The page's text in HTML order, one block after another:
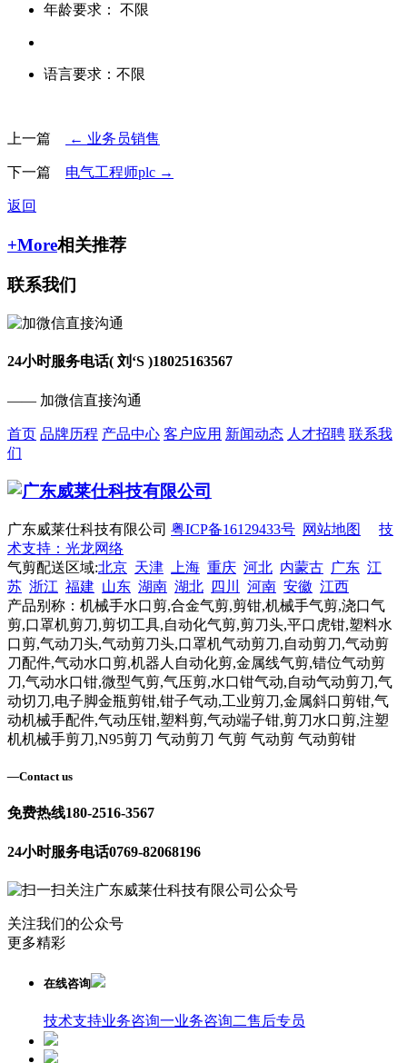
年龄要求： 不限
语言要求： 不限
上一篇 ← 业务员销售
下一篇 电气工程师plc →
返回
+More相关推荐
联系我们
24小时服务电话( 刘‘S )18025163567
—— 加微信直接沟通
首页 品牌历程 产品中心 客户应用 新闻动态 人才招聘 联系我
们
广东威莱仕科技有限公司 粤ICP备16129433号 网站地图
技
术支持：光龙网络
气剪配送区域:北京 天津 上海 重庆 河北 内蒙古 广东 江
苏 浙江 福建 山东 湖南 湖北 四川 河南 安徽 江西
产品别称：机械手水口剪,合金气剪,剪钳,机械手气剪,浇口气
剪,口罩机剪刀,剪切工具,自动化气剪,剪刀头,平口虎钳,塑料水
口剪,气动刀头,气动剪刀头,口罩机气动剪刀,自动剪刀,气动剪
刀配件,气动水口剪,机器人自动化剪,金属线气剪,错位气动剪
刀,气动水口钳,微型气剪,气压剪,水口钳气动,自动气动剪刀,气
动切刀,电子脚金瓶剪钳,钳子气动,工业剪刀,金属斜口剪钳,气
动机械手配件,气动压钳,塑料剪,气动端子钳,剪刀水口剪,注塑
机机械手剪刀,N95剪刀 气动剪刀 气剪 气动剪 气动剪钳
—Contact us
免费热线180-2516-3567
24小时服务电话0769-82068196
关注我们的公众号
更多精彩
在线咨询
技术支持业务咨询一业务咨询二售后专员